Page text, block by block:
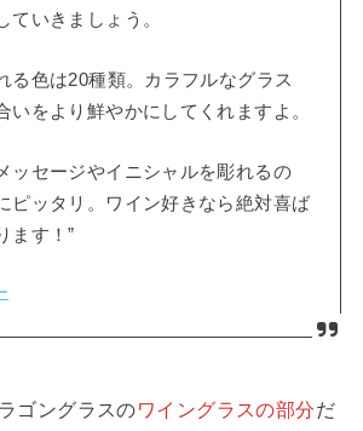
ていきましょう。
る色は20種類。カラフルなグラス
いをより鮮やかにしてくれますよ。
ッセージやイニシャルを彫れるの
ピッタリ。ワイン好きなら絶対喜ば
ます！”
ゴングラスのワイングラスの部分だ